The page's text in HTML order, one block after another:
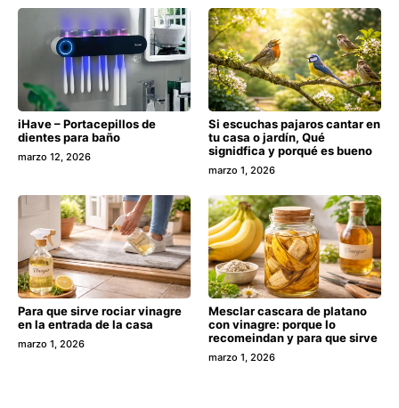
iHave – Portacepillos de
dientes para baño
marzo 12, 2026
Si escuchas pajaros cantar en
tu casa o jardín, Qué
signidfica y porqué es bueno
marzo 1, 2026
Para que sirve rociar vinagre
en la entrada de la casa
marzo 1, 2026
Mesclar cascara de platano
con vinagre: porque lo
recomeindan y para que sirve
marzo 1, 2026